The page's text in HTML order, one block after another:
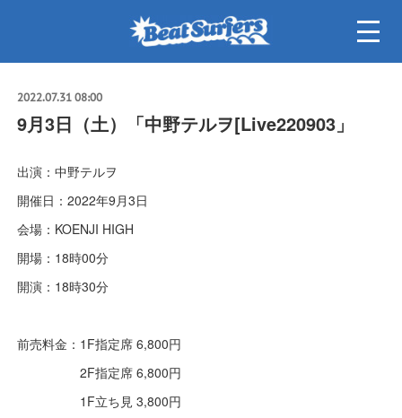
2022.07.31 08:00
9月3日（土）「中野テルヲ[Live220903」
出演：中野テルヲ
開催日：2022年9月3日
会場：KOENJI HIGH
開場：18時00分
開演：18時30分
前売料金：1F指定席 6,800円
2F指定席 6,800円
1F立ち見 3,800円